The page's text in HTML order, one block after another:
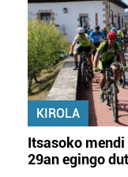
KIROLA
Itsasoko
29an egingo